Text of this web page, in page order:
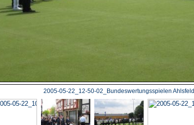
2005-05-22_12-50-02_Bundeswertungsspielen Ahlsfeld